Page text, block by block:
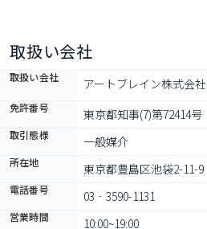
取扱い会社
取扱い会社 アートブレイン株式会
免許番号 東京都知事(7)第72414号
取引態様 一般媒介
所在地 東京都豊島区池袋2-11-
電話番号 03‐3590-1131
営業時間 10:00~19:00